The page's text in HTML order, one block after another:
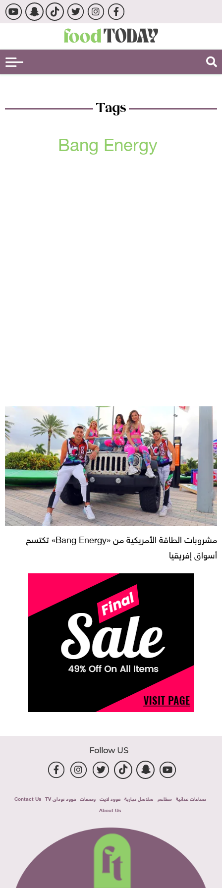
Tags
Bang Energy
مشروبات الطاقة الأمريكية من «Bang Energy» تكتسح
أسواق إفريقيا
Follow US
صناعات غذائية مطاعم سلاسل تجارية فوود لايت وصفات فوود توداى TV
Contact Us
About Us